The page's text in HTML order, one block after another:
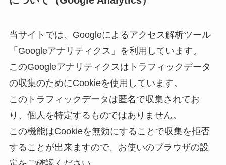
当サイトでは、Googleによるアクセス解析ツール
「Googleアナリティクス」を利用しています。
このGoogleアナリティクスはトラフィックデータ
の収集のためにCookieを使用しています。
このトラフィックデータは匿名で収集されてお
り、個人を特定するものではありません。
この機能はCookieを無効にすることで収集を拒否
することが出来ますので、お使いのブラウザの設